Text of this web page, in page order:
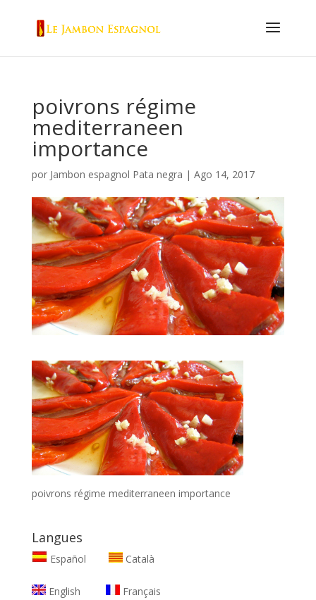
poivrons régime
mediterraneen
importance
por Jambon espagnol Pata negra | Ago 14, 2017
poivrons régime mediterraneen importance
Langues
Español Català
English Français